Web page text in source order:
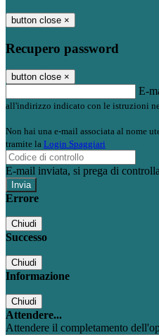
button close ×
Recupero password
button close ×
E-
all'indirizzo indicato con le istruzioni
Non hai una e-mail associata al nome
tramite la Login Spaggiari
E-mail inviata, si prega di
Errore
Chiudi
Successo
Chiudi
Informazione
Chiudi
Attendere...
Attendere il completamento